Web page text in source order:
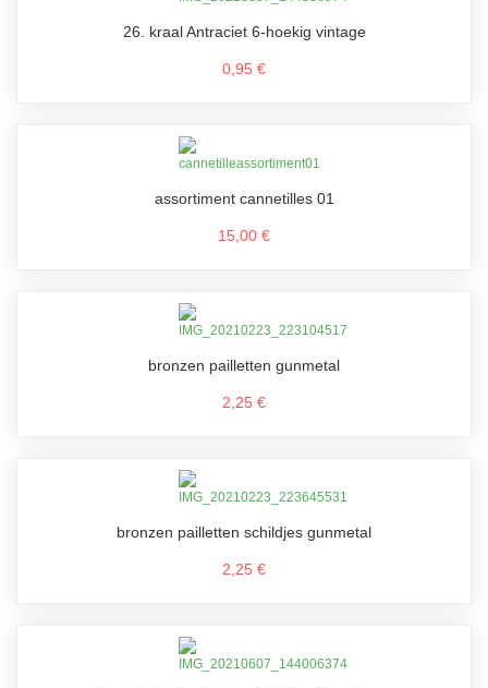
26. kraal Antraciet 6-hoekig vintage
0,95 €
assortiment cannetilles 01
15,00 €
bronzen pailletten gunmetal
2,25 €
bronzen pailletten schildjes gunmetal
2,25 €